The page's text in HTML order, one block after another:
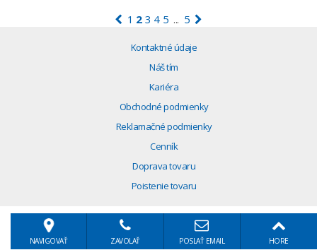
1 2 3 4 5 ... 5
Kontaktné údaje
Náš tím
Kariéra
Obchodné podmienky
Reklamačné podmienky
Cenník
Doprava tovaru
Poistenie tovaru
NAVIGOVAŤ ZAVOLAŤ POSLAŤ EMAIL HORE